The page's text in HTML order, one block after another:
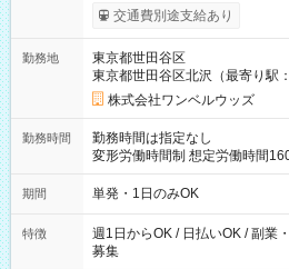
いOK！（規定あり） ┗働いた
ンビニATMから 日払い分を引き落とせま
交通費別途支給あり
勤務地
東京都世田谷区
東京都世田谷区北沢（最寄り駅
株式会社ワンベルウッズ
勤務時間
勤務時間は指定なし
変形労働時間制 想定労働時間160時間/月 【シフト
～21：00
期間 単発・1日のみOK
特徴
週1日からOK / 日払いOK / 副業
募集